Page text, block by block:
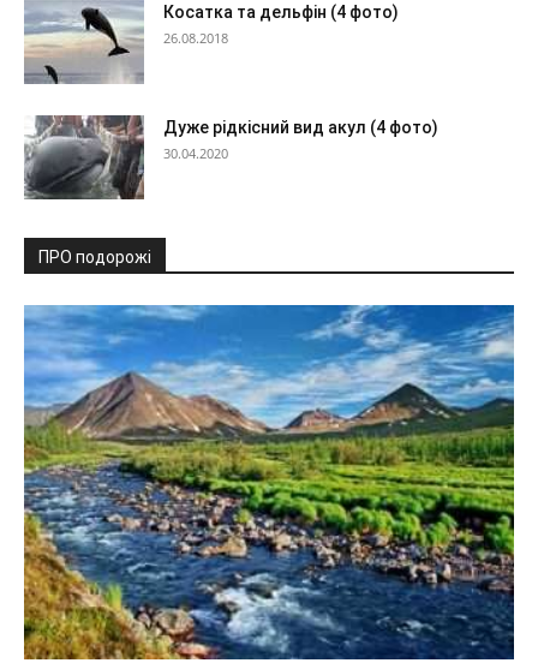
Косатка та дельфін (4 фото)
26.08.2018
Дуже рідкісний вид акул (4 фото)
30.04.2020
ПРО подорожі